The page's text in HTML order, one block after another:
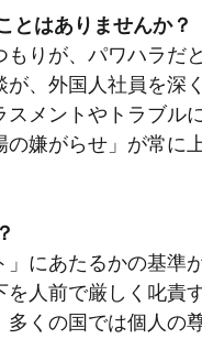
ホテルにおける外国人雇用（
査 最新ニュースから
はありませんか？
もりが、パワハラ
が、外国人社員を深
メントやトラブル
嫌がらせ」が常に
にあたるかの基準
を人前で厳しく叱責
くの国では個人の